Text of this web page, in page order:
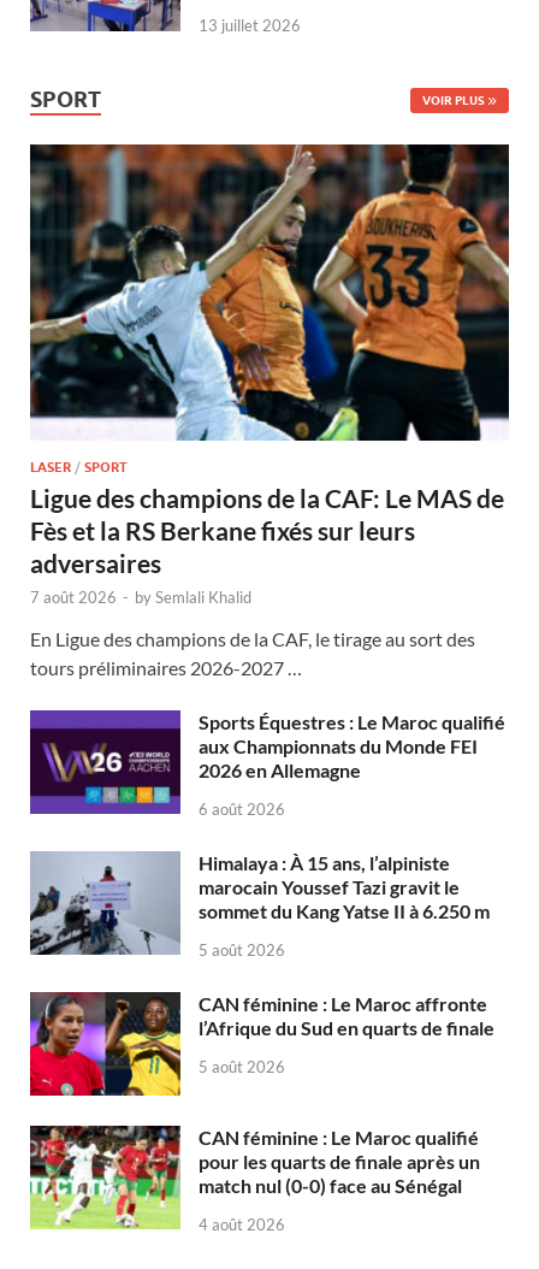
13 juillet 2026
SPORT VOIR PLUS
LASER / SPORT
Ligue des champions de la CAF: Le MAS de
Fès et la RS Berkane fixés sur leurs
adversaires
7 août 2026 - bySemlali Khalid
En Ligue des champions de la CAF, le tirage au sort des
tours préliminaires 2026-2027 …
Sports Équestres : Le Maroc qualifié
aux Championnats du Monde FEI
2026 en Allemagne
6 août 2026
Himalaya : À 15 ans, l’alpiniste
marocain Youssef Tazi gravit le
sommet du Kang Yatse II à 6.250 m
5 août 2026
CAN féminine : Le Maroc affronte
l’Afrique du Sud en quarts de finale
5 août 2026
CAN féminine : Le Maroc qualifié
pour les quarts de finale après un
match nul (0-0) face au Sénégal
4 août 2026